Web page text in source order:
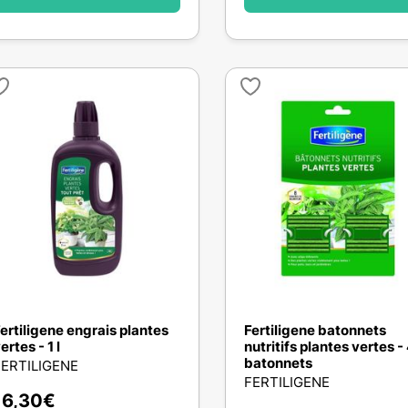
engrais plantes
- 1 l
€
Fertiligene batonnets
nutritifs plantes vertes -
batonnets
FERTILIGENE